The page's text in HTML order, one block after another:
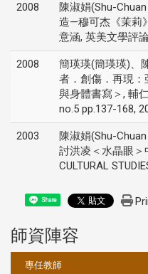
2008
陳淑娟(Shu-
造—穆可杰《茉莉
意涵, 英美文學評
2008
簡瑛瑛(簡瑛瑛)、
者．創傷．再現
與身體書寫＞, 輔
no.5 pp.137-168,
2003
陳淑娟(Shu-
討洪凌＜水晶眼＞
CULTURAL
Share
師資陣容
專任教師